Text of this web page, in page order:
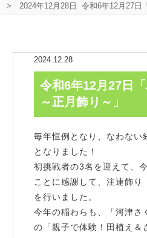
> 2024年12月28日 令和6年12月27日
2024.12.28
令和6年12月27日
～正月飾り～」
毎年恒例となり、なわない
となりました！
初挑戦者の3名を迎えて、
ことに感謝して、注連飾り
を行いました。
今年の稲わらも、「河津さ
の「親子で体験！田植え＆